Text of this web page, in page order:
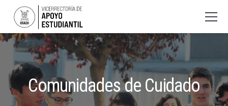
Comunidades de Cuidado